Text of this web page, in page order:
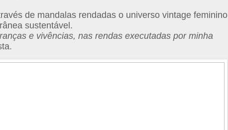
de mandalas rendadas o universo vintage feminino
sustentável.
e vivências, nas rendas executadas por minha